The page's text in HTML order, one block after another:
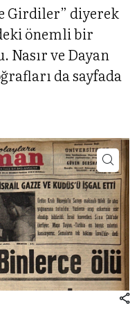
Girdiler” diyerek
önemli bir
Nasır ve Dayan
da sayfada